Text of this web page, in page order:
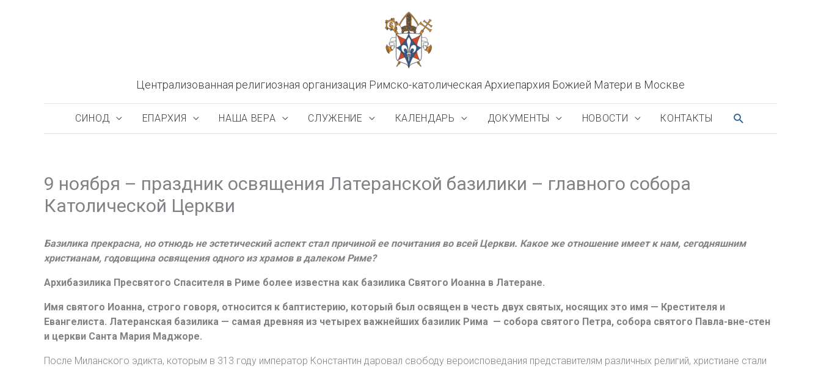
Централизованная религиозная организация Римско-католическая Архиепархия Божией Матери в Москве
СИНОД ЕПАРХИЯ НАША ВЕРА СЛУЖЕНИЕ КАЛЕНДАРЬ ДОКУМЕНТЫ НОВОСТИ КОНТАКТЫ ПОИСК
9 ноября – праздник освящения Латеранской базилики – главного собора
Католической Церкви
Базилика прекрасна, но отнюдь не эстетический аспект стал причиной ее почитания во всей Церкви. Какое же отношение имеет к нам, сегодняшним
христианам, годовщина освящения одного из храмов в далеком Риме?
Архибазилика Пресвятого Спасителя в Риме более известна как базилика Святого Иоанна в Латеране.
Имя святого Иоанна, строго говоря, относится к баптистерию, который был освящен в честь двух святых, носящих это имя — Крестителя и
Евангелиста. Латеранская базилика — самая древняя из четырех важнейших базилик Рима — собора святого Петра, собора святого Павла-вне-стен
и церкви Санта Мария Маджоре.
После Миланского эдикта, которым в 313 году император Константин даровал свободу вероисповедания представителям различных религий, христиане стали